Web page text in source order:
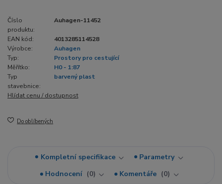
Číslo
produktu:
Auhagen-11452
EAN kód:
4013285114528
Výrobce:
Auhagen
Typ:
Prostory pro cestující
Měřítko:
H0 - 1:87
Typ
stavebnice:
barvený plast
Hlídat cenu / dostupnost
Do oblíbených
Kompletní specifikace
Parametry
Hodnocení
0 Komentáře 0